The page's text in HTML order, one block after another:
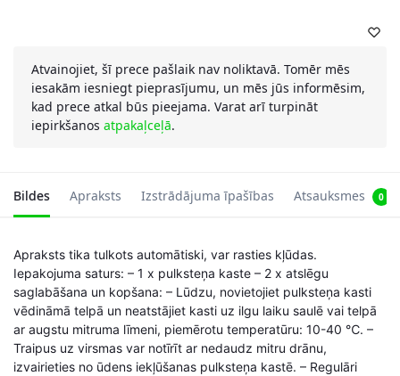
Atvainojiet, šī prece pašlaik nav noliktavā. Tomēr mēs
iesakām iesniegt pieprasījumu, un mēs jūs informēsim,
kad prece atkal būs pieejama. Varat arī turpināt
iepirkšanos atpakaļceļā.
Bildes Apraksts Izstrādājuma īpašības Atsauksmes 0
Apraksts tika tulkots automātiski, var rasties kļūdas.
Iepakojuma saturs: – 1 x pulksteņa kaste – 2 x atslēgu
saglabāšana un kopšana: – Lūdzu, novietojiet pulksteņa kasti
vēdināmā telpā un neatstājiet kasti uz ilgu laiku saulē vai telpā
ar augstu mitruma līmeni, piemērotu temperatūru: 10-40 ℃. –
Traipus uz virsmas var notīrīt ar nedaudz mitru drānu,
izvairieties no ūdens iekļūšanas pulksteņa kastē. – Regulāri